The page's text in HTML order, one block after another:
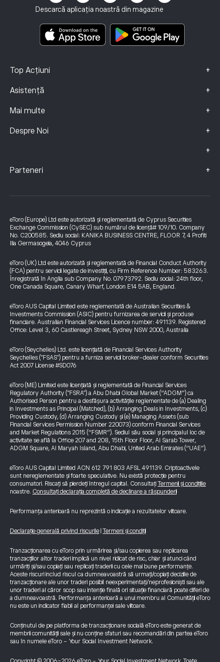
Descarcă aplicația noastră din magazine
Top Acțiuni +
Asistență +
Mai multe +
Despre Noi +
+
Documente cu informații cheie
Date Despre Reclamații (clienți FCA)
Parteneri +
Asigurari de Investiții
eToro (Europe) Ltd este autorizată și reglementată de Cyprus Securities
Exchange Commission (CySEC) sub numărul de licență# 109/10. Company
No. C200585. Sediu social: KANIKA BUSINESS CENTRE, FLOOR 7, 4 Profiti
Ilia Germasogeia, 4046 Cyprus
eToro (UK) Ltd este autorizată și reglementată de Financial Conduct Authority
(FCA) pentru servicii legate de investiții, cu Firm Reference Number: 583263.
Înregistrată în Anglia sub Company No. 07973792. Sediu social: 24th floor,
One Canada Square, Canary Wharf, London E14 5AB, England.
eToro AUS Capital Limited este reglementată de Australian Securities &
Investments Commission (ASIC) pentru furnizarea de servicii și produse
financiare. Australian Financial Services Licence number: 491139. Registered
Office: Level 3, 60 Castlereagh Street, Sydney NSW 2000, Australia
eToro (Seychelles) Ltd. este licențiată de Financial Services Authority
Seychelles ("FSAS") pentru a furniza servicii broker-dealer conform Securities
Act 2007 License #SD076
eToro (ME) Limited este licențiată și reglementată de Financial Services
Regulatory Authority ("FSRA") a Abu Dhabi Global Market (“ADGM”) ca
Authorised Person pentru a desfășura activitățile reglementate de (a) Dealing
in Investments as Principal (Matched), (b) Arranging Deals in Investments, (c)
Providing Custody, (d) Arranging Custody și (e) Managing Assets (sub
Financial Services Permission Number 220073) conform Financial Services
and Market Regulations 2015 (“FSMR”). Sediul său social și principalul loc de
activitate se află la Office 207 and 208, 15th Floor Floor, Al Sarab Tower,
ADGM Square, Al Maryah Island, Abu Dhabi, United Arab Emirates (“UAE”).
eToro AUS Capital Limited ACN 612 791 803 AFSL 491139. Criptoactivele
sunt nereglementate și foarte speculative. Nu există protecție pentru
consumatori. Riscați să pierdeți întregul capital. Consultați Termenii și condițiile
noastre. Consultați declarația completă de declinare a răspunderii
Performanța anterioară nu reprezintă o indicație a rezultatelor viitoare.
Declarație generală privind riscurile Termeni și condiții
Tranzacționarea cu eToro prin urmărirea și/sau copierea sau replicarea
tranzacțiilor altor traderi implică un nivel ridicat de risc, chiar și atunci când
urmăriți și/sau copiați sau replicați traderii cu cele mai bune performanțe.
Aceste riscuri includ riscul ca dumneavoastră să urmați/copiați deciziile de
tranzacționare ale unor traderi posibil neexperimentați/neprofesioniști sau ale
unor traderi al căror scop sau intenție finală ori situație financiară poate diferi de
a dumneavoastră. Performanța anterioară a unui membru al Comunității eToro
nu este un indicator fiabil al performanței sale viitoare.
Conținutul de pe platforma de tranzacționare socială eToro este generat de
membrii comunității sale și nu conține sfaturi sau recomandări din partea eToro
sau în numele eToro - Your Social Investment Network.